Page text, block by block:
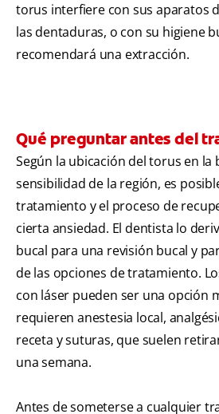
torus interfiere con sus aparatos
las dentaduras, o con su higiene
recomendará una extracción.
Qué preguntar antes del
Según la ubicación del torus en la
sensibilidad de la región, es
tratamiento y el proceso de
cierta ansiedad. El dentista lo
bucal para una revisión bucal y
de las opciones de tratamiento.
con láser pueden ser una opción
requieren anestesia local,
receta y suturas, que suelen
una semana.
Antes de someterse a cualquier